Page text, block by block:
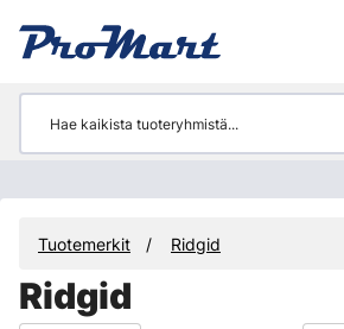
Tuotemerkit Ridgid
Ridgid